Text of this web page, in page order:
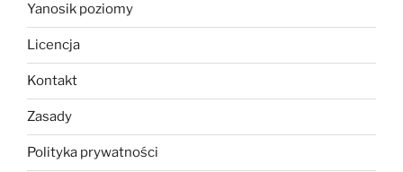
Yanosik poziomy
Licencja
Kontakt
Zasady
Polityka prywatności